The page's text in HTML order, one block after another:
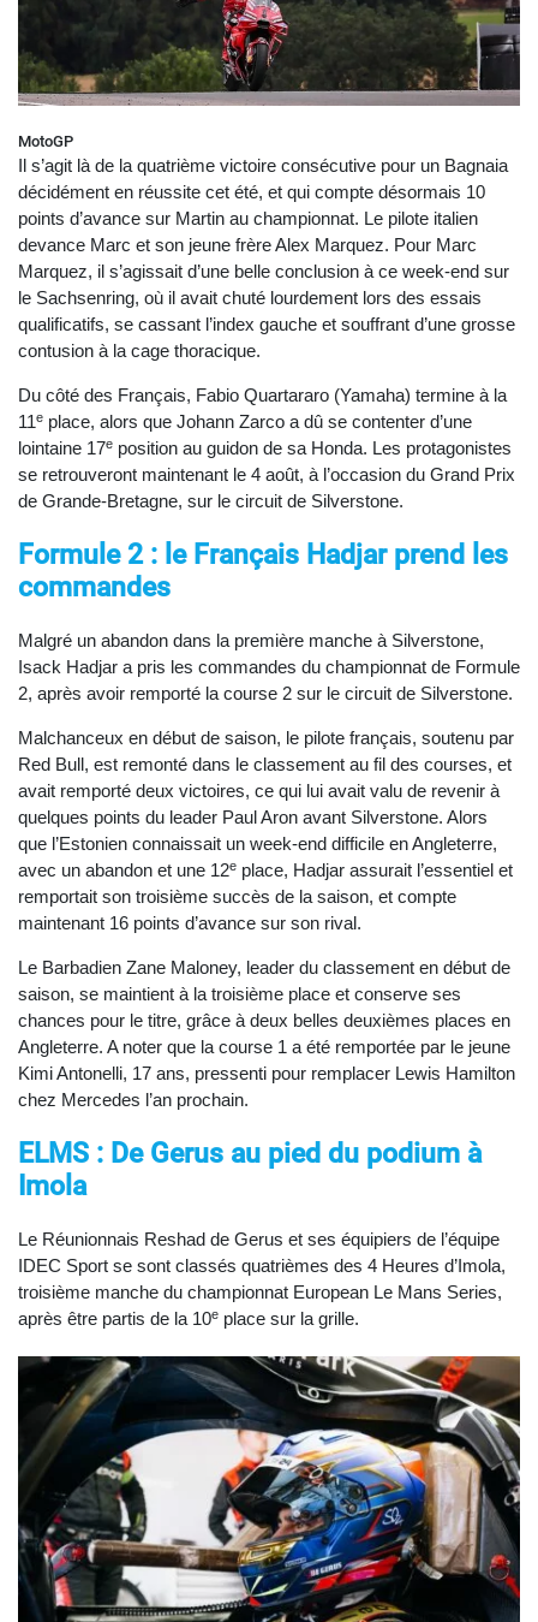
MotoGP
Il s’agit là de la quatrième victoire consécutive pour un Bagnaia
décidément en réussite cet été, et qui compte désormais 10
points d’avance sur Martin au championnat. Le pilote italien
devance Marc et son jeune frère Alex Marquez. Pour Marc
Marquez, il s’agissait d’une belle conclusion à ce week-end sur
le Sachsenring, où il avait chuté lourdement lors des essais
qualificatifs, se cassant l’index gauche et souffrant d’une grosse
contusion à la cage thoracique.
Du côté des Français, Fabio Quartararo (Yamaha) termine à la
11e place, alors que Johann Zarco a dû se contenter d’une
lointaine 17e position au guidon de sa Honda. Les protagonistes
se retrouveront maintenant le 4 août, à l’occasion du Grand Prix
de Grande-Bretagne, sur le circuit de Silverstone.
Formule 2 : le Français Hadjar prend les
commandes
Malgré un abandon dans la première manche à Silverstone,
Isack Hadjar a pris les commandes du championnat de Formule
2, après avoir remporté la course 2 sur le circuit de Silverstone.
Malchanceux en début de saison, le pilote français, soutenu par
Red Bull, est remonté dans le classement au fil des courses, et
avait remporté deux victoires, ce qui lui avait valu de revenir à
quelques points du leader Paul Aron avant Silverstone. Alors
que l’Estonien connaissait un week-end difficile en Angleterre,
avec un abandon et une 12e place, Hadjar assurait l’essentiel et
remportait son troisième succès de la saison, et compte
maintenant 16 points d’avance sur son rival.
Le Barbadien Zane Maloney, leader du classement en début de
saison, se maintient à la troisième place et conserve ses
chances pour le titre, grâce à deux belles deuxièmes places en
Angleterre. A noter que la course 1 a été remportée par le jeune
Kimi Antonelli, 17 ans, pressenti pour remplacer Lewis Hamilton
chez Mercedes l’an prochain.
ELMS : De Gerus au pied du podium à
Imola
Le Réunionnais Reshad de Gerus et ses équipiers de l’équipe
IDEC Sport se sont classés quatrièmes des 4 Heures d’Imola,
troisième manche du championnat European Le Mans Series,
après être partis de la 10e place sur la grille.